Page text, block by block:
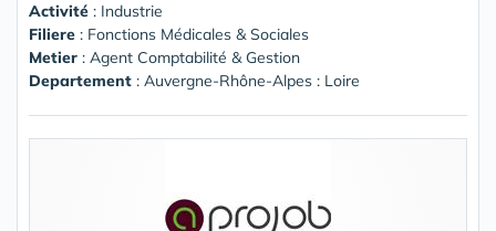
Activité : Industrie
Filiere : Fonctions Médicales & Sociales
Metier : Agent Comptabilité & Gestion
Departement : Auvergne-Rhône-Alpes : Loire